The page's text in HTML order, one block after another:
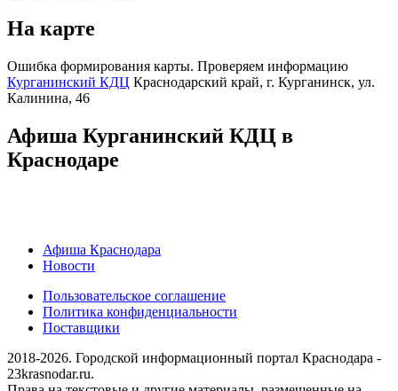
На карте
Ошибка формирования карты. Проверяем информацию
Курганинский КДЦ Краснодарский край, г. Курганинск, ул.
Калинина, 46
Афиша Курганинский КДЦ в
Краснодаре
Афиша Краснодара
Новости
Пользовательское соглашение
Политика конфиденциальности
Поставщики
2018-2026. Городской информационный портал Краснодара -
23krasnodar.ru.